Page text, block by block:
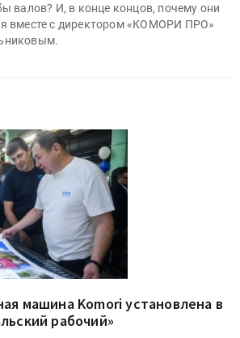
валов? И, в конце концов, почему они
вместе с директором «КОМОРИ ПРО»
машина Komori установлена в
рабочий»